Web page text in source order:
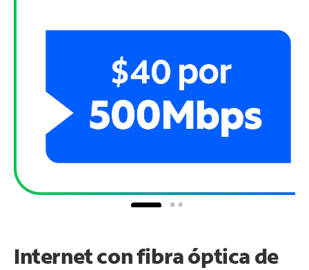
Internet con fibra óptica de